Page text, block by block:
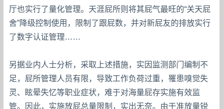
厅也实行了量化管理。天涯屁所则将其屁气最旺的“关天屁
舍”降级控制使用，限制了跟屁数，并对新屁友的排放实行
了数字认证管理……
另据业内人士分析，采取上述措施，实因监测部门编制不
足，屁所管理人员有限，导致工作负荷过重，罹患嗅觉失
灵、眩晕失忆等职业症状，难于对海量屁存实施有效监
管。因此，实施放屁总量限制，实出无奈。由于准放量锐